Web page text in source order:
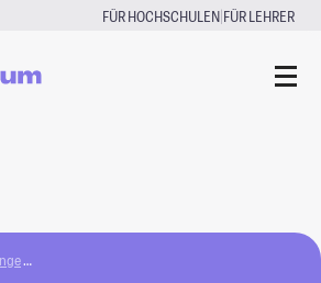
FÜR HOCHSCHULEN|FÜR LEHRER
Lehramt an Grundschulen mit dem Profil